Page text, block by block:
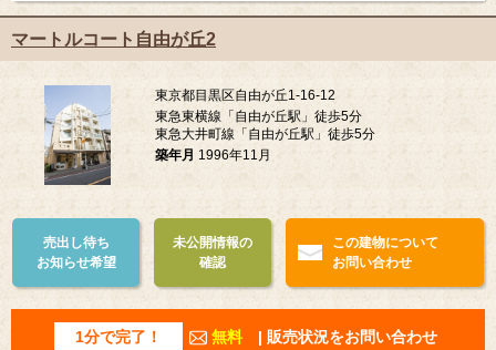
マートルコート自由が丘2
東京都目黒区自由が丘1-16-12
東急東横線「自由が丘駅」徒歩5分
東急大井町線「自由が丘駅」徒歩5分
築年月 1996年11月
売出し待ち
お知らせ希望
未公開情報の
確認
この建物について
お問い合わせ
1分で完了！ 無料 | 販売状況をお問い合わせ